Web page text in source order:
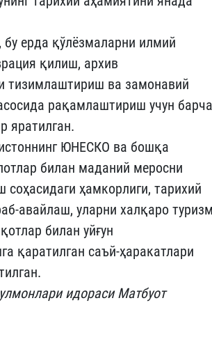
бу ерда қўлёзмаларни илмий
қилиш, архив
тизимлаштириш ва замонавий
рақамлаштириш учун барча
яратилган.
ЮНЕСКО ва бошқа
билан маданий меросни
ҳамкорлиги, тарихий
авайлаш, уларни халқаро
билан уйғун
қаратилган саъй-ҳаракатлари
идораси Матбуот